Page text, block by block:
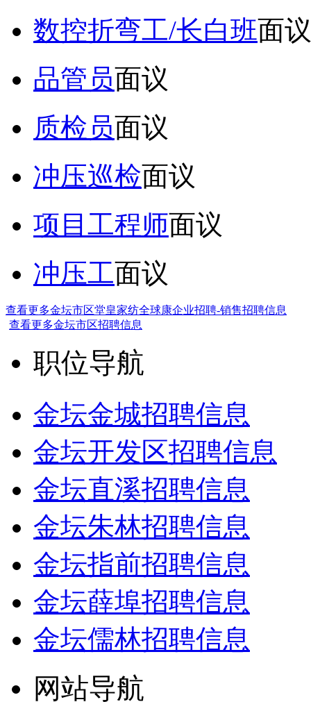
数控折弯工/长白班面议
品管员面议
质检员面议
冲压巡检面议
项目工程师面议
冲压工面议
查看更多金坛市区堂皇家纺全球康企业招聘-销售招聘信息
查看更多金坛市区招聘信息
职位导航
金坛金城招聘信息
金坛开发区招聘信息
金坛直溪招聘信息
金坛朱林招聘信息
金坛指前招聘信息
金坛薛埠招聘信息
金坛儒林招聘信息
网站导航